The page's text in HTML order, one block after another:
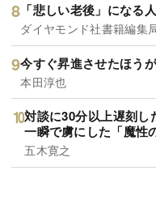
「悲しい老後」になる
ダイヤモンド社書籍編集
今すぐ昇進させたほう
本田淳也
対談に30分以上遅刻
一瞬で虜にした「魔性
五木寛之